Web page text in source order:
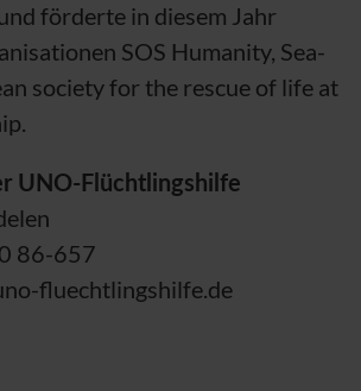
förderte in diesem Jahr
SOS Humanity, Sea-
society for the rescue of life at
UNO-Flüchtlingshilfe
86-657
fluechtlingshilfe.de